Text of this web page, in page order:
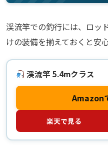
渓流竿での釣行には、ロッ
けの装備を揃えておくと安心
渓流竿 5.4mクラス
Amazon
楽天で見る